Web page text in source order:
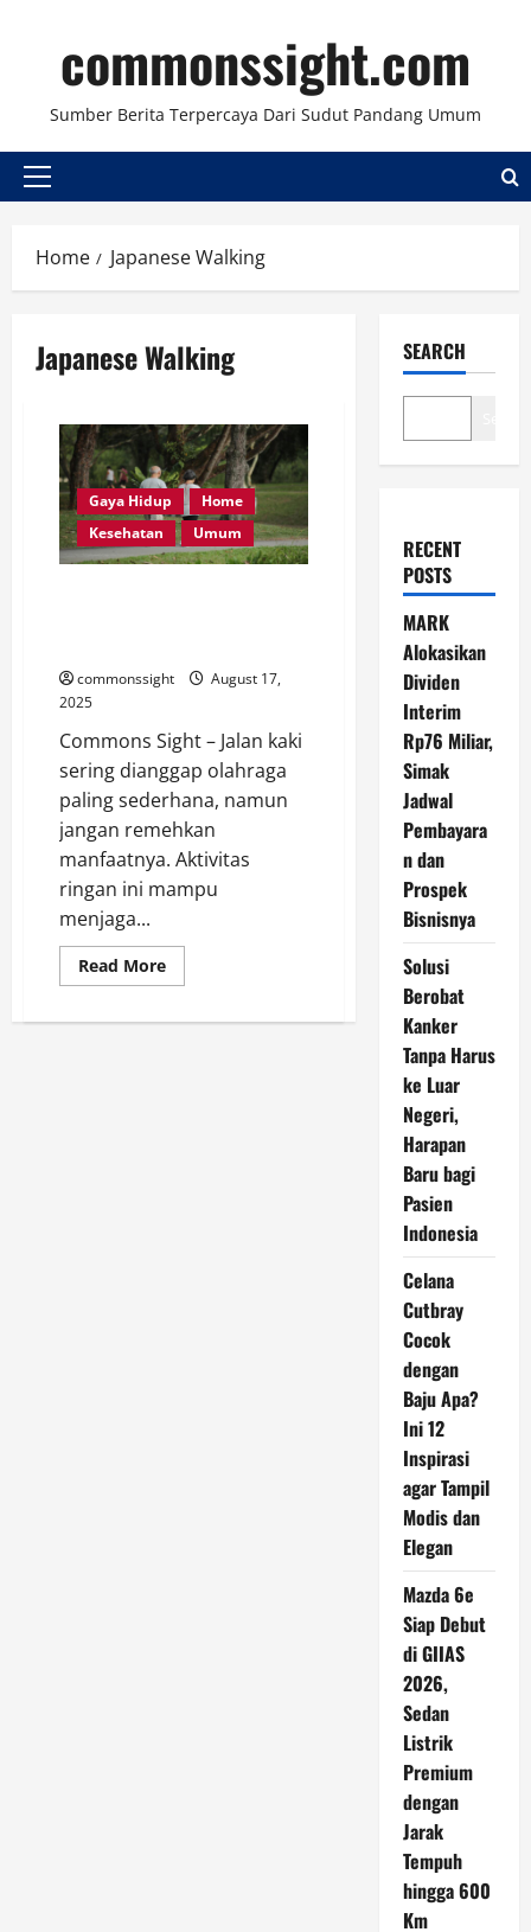
contentcommonssight.com
Sumber Berita Terpercaya Dari Sudut Pandang Umum
Primary
Home Japanese Walking
Japanese Walking
Gaya Hidup
Home
Kesehatan
Umum
commonssight
August 17,
2025
Commons Sight – Jalan kaki
sering dianggap olahraga
paling sederhana, namun
jangan remehkan
manfaatnya. Aktivitas
ringan ini mampu
menjaga...
Read MoreRead
more
‘Japanese
SEARCH
RECENT
POSTS
MARK
Alokasikan
Dividen
Interim
Rp76 Miliar,
Simak
Jadwal
Pembayara
n dan
Prospek
Bisnisnya
Solusi
Berobat
Kanker
Tanpa Harus
ke Luar
Negeri,
Harapan
Baru bagi
Pasien
Indonesia
Celana
Cutbray
Cocok
dengan
Baju Apa?
Ini 12
Inspirasi
agar Tampil
Modis dan
Elegan
Mazda 6e
Siap Debut
di GIIAS
2026,
Sedan
Listrik
Premium
dengan
Jarak
Tempuh
hingga 600
Km